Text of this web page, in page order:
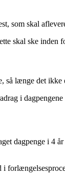
som skal
skal ske inden
længe det
i dagpengene
dagpenge i 4